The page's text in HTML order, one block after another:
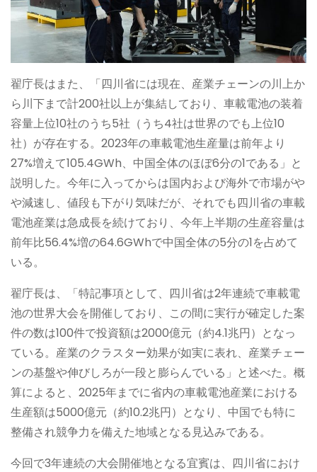
翟庁長はまた、「四川省には現在、産業チェーンの川上か
ら川下まで計200社以上が集結しており、車載電池の装着
容量上位10社のうち5社（うち4社は世界のでも上位10
社）が存在する。2023年の車載電池生産量は前年より
27%増えて105.4GWh、中国全体のほぼ6分の1である」と
説明した。今年に入ってからは国内および海外で市場がや
や減速し、値段も下がり気味だが、それでも四川省の車載
電池産業は急成長を続けており、今年上半期の生産容量は
前年比56.4%増の64.6GWhで中国全体の5分の1を占めて
いる。
翟庁長は、「特記事項として、四川省は2年連続で車載電
池の世界大会を開催しており、この間に実行が確定した案
件の数は100件で投資額は2000億元（約4.1兆円）となっ
ている。産業のクラスター効果が如実に表れ、産業チェー
ンの基盤や伸びしろが一段と膨らんでいる」と述べた。概
算によると、2025年までに省内の車載電池産業における
生産額は5000億元（約10.2兆円）となり、中国でも特に
整備され競争力を備えた地域となる見込みである。
今回で3年連続の大会開催地となる宜賓は、四川省におけ